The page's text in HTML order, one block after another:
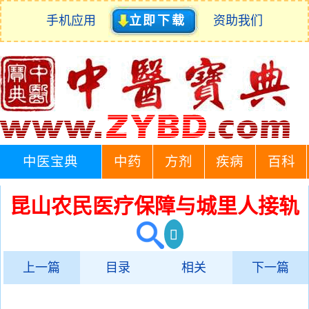
手机应用 立即下载 资助我们
中医宝典 中药 方剂 疾病 百科
昆山农民医疗保障与城里人接轨
上一篇 目录 相关 下一篇